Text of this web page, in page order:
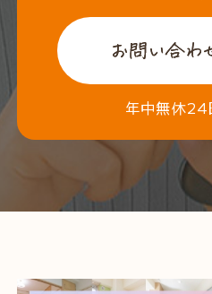
年中無休24